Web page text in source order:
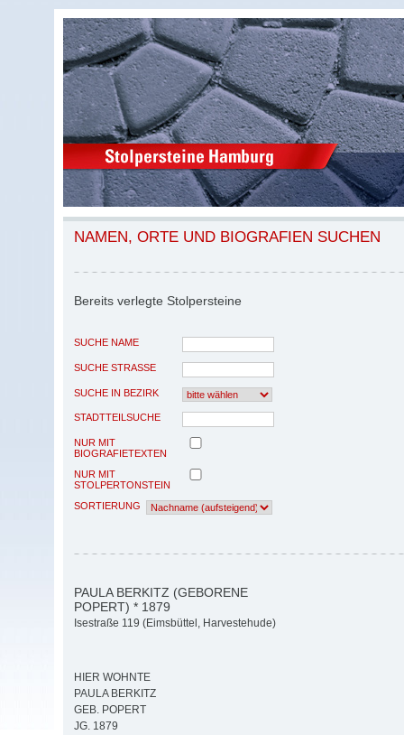
NAMEN, ORTE UND BIOGRAFIEN SUCHEN
Bereits verlegte Stolpersteine
SUCHE NAME
SUCHE STRASSE
SUCHE IN BEZIRK
STADTTEILSUCHE
NUR MIT
BIOGRAFIETEXTEN
NUR MIT
STOLPERTONSTEIN
SORTIERUNG
PAULA BERKITZ (GEBORENE
POPERT) * 1879
Isestraße 119 (Eimsbüttel, Harvestehude)
HIER WOHNTE
PAULA BERKITZ
GEB. POPERT
JG. 1879